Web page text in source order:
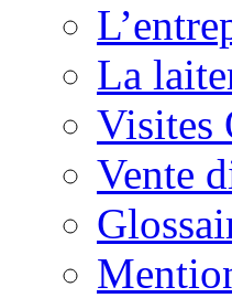
La
Visites
Vente